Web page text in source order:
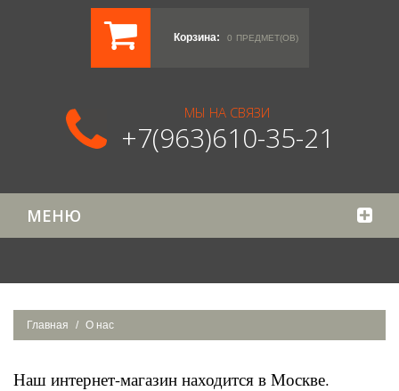
Корзина: 0 ПРЕДМЕТ(ОВ)
МЫ НА СВЯЗИ
+7(963)610-35-21
МЕНЮ
Главная О нас
Наш интернет-магазин находится в Москве.